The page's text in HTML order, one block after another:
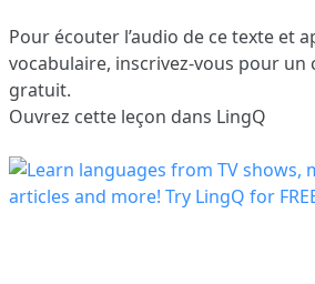
Pour écouter l’audio de ce texte et
vocabulaire, inscrivez-vous pour un
gratuit.
Ouvrez cette leçon dans LingQ